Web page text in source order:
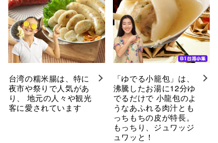
台湾の糯米腸は、特に
夜市や祭りで人気があ
り、 地元の人々や観光
客に愛されています
「ゆでる小籠包」は、
沸騰したお湯に12分ゆ
でるだけで 小龍包のよ
うなあふれる肉汁とも
っちもちの皮が特長。
もっちり、ジュワッジ
ュワッと！